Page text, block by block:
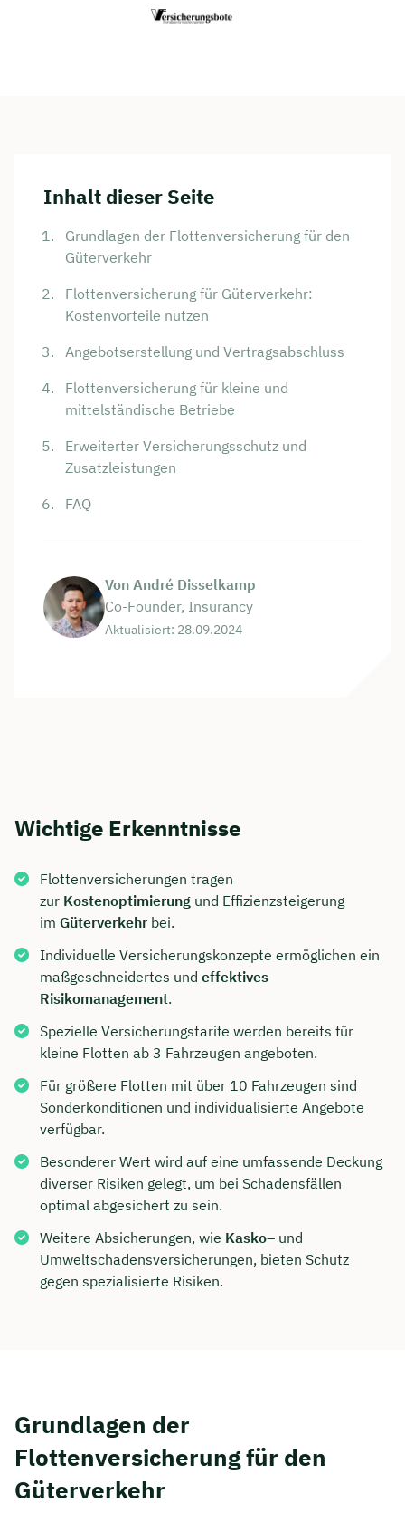
Inhalt dieser Seite
Grundlagen der Flottenversicherung für den
Güterverkehr
Flottenversicherung für Güterverkehr:
Kostenvorteile nutzen
Angebotserstellung und Vertragsabschluss
Flottenversicherung für kleine und
mittelständische Betriebe
Erweiterter Versicherungsschutz und
Zusatzleistungen
FAQ
Von André Disselkamp
Co-Founder, Insurancy
Aktualisiert: 28.09.2024
Wichtige Erkenntnisse
Flottenversicherungen tragen
zur Kostenoptimierung und Effizienzsteigerung
im Güterverkehr bei.
Individuelle Versicherungskonzepte ermöglichen ein
maßgeschneidertes und effektives
Risikomanagement.
Spezielle Versicherungstarife werden bereits für
kleine Flotten ab 3 Fahrzeugen angeboten.
Für größere Flotten mit über 10 Fahrzeugen sind
Sonderkonditionen und individualisierte Angebote
verfügbar.
Besonderer Wert wird auf eine umfassende Deckung
diverser Risiken gelegt, um bei Schadensfällen
optimal abgesichert zu sein.
Weitere Absicherungen, wie Kasko– und
Umweltschadensversicherungen, bieten Schutz
gegen spezialisierte Risiken.
Grundlagen der
Flottenversicherung für den
Güterverkehr